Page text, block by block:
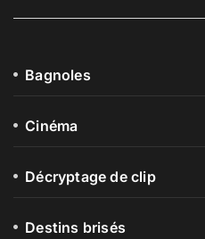
Bagnoles
Cinéma
Décryptage de clip
Destins brisés